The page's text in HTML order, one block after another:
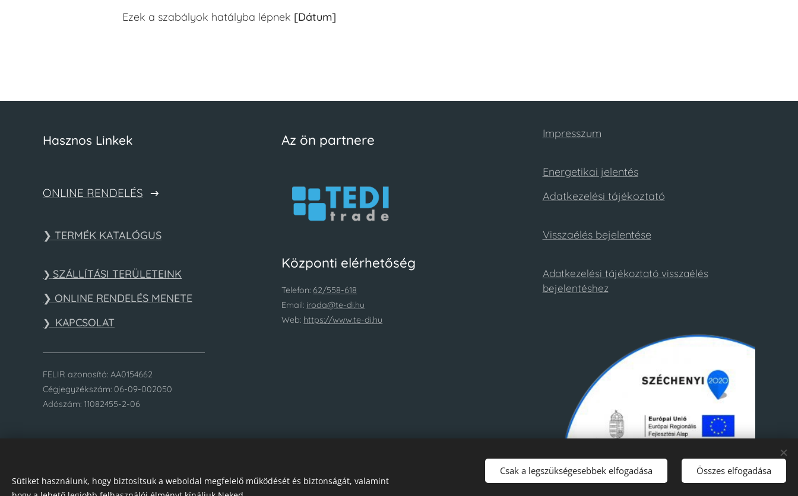
Ezek a szabályok hatályba lépnek [Dátum]
Hasznos Linkek
ONLINE RENDELÉS
❯ TERMÉK KATALÓGUS
❯ SZÁLLÍTÁSI TERÜLETEINK
❯ ONLINE RENDELÉS MENETE
❯ KAPCSOLAT
FELIR azonosító: AA0154662
Cégjegyzékszám: 06-09-002050
Adószám: 11082455-2-06
Az ön partnere
Központi elérhetőség
Telefon: 62/558-618
Email: iroda@te-di.hu
Web: https://www.te-di.hu
Impresszum
Energetikai jelentés
Adatkezelési tájékoztató
Visszaélés bejelentése
Adatkezelési tájékoztató visszaélés
bejelentéshez
Sütiket használunk, hogy biztosítsuk a weboldal megfelelő működését és biztonságát, valamint
Csak a legszükségesebbek elfogadása Összes elfogadása